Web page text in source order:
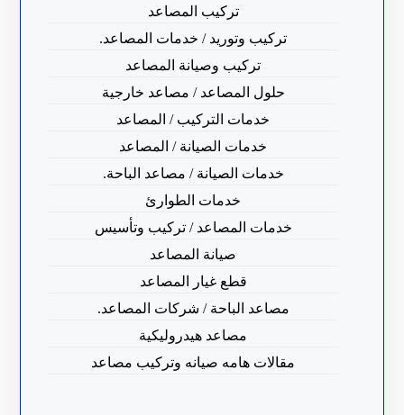
تركيب المصاعد
تركيب وتوريد / خدمات المصاعد.
تركيب وصيانة المصاعد
حلول المصاعد / مصاعد خارجية
خدمات التركيب / المصاعد
خدمات الصيانة / المصاعد
خدمات الصيانة / مصاعد الباحة.
خدمات الطوارئ
خدمات المصاعد / تركيب وتأسيس
صيانة المصاعد
قطع غيار المصاعد
مصاعد الباحة / شركات المصاعد.
مصاعد هيدروليكية
مقالات هامه صيانه وتركيب مصاعد